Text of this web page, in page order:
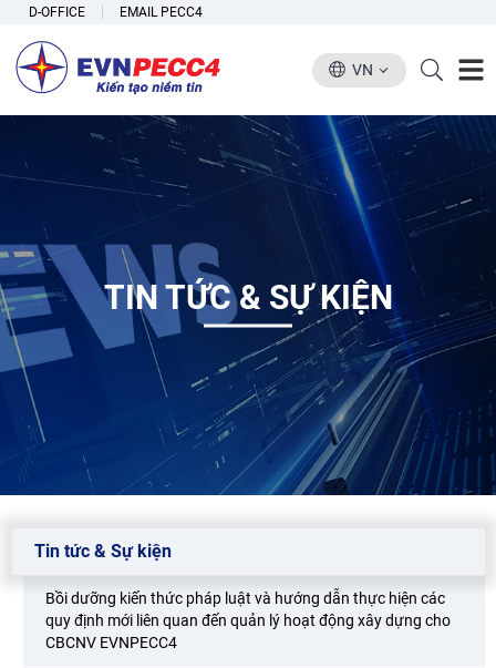
D-OFFICE EMAIL PECC4
VN
TIN TỨC & SỰ KIỆN
Tin tức & Sự kiện
Bồi dưỡng kiến thức pháp luật và hướng dẫn thực hiện các
quy định mới liên quan đến quản lý hoạt động xây dựng cho
CBCNV EVNPECC4